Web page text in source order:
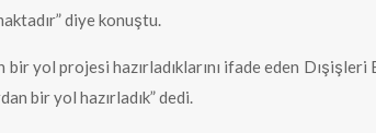
diye konuştu.
bir yol projesi hazırladıklarını ifade eden
bir yol hazırladık” dedi.